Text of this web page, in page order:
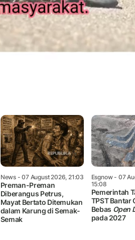
News- 07 August 2026, 21:03
Preman-Preman
Diberangus Petrus,
Mayat Bertato Ditemukan
dalam Karung di Semak-
Semak
Esgnow- 07
15:08
Pemerintah
TPST Bantar
Bebas Open
pada 2027